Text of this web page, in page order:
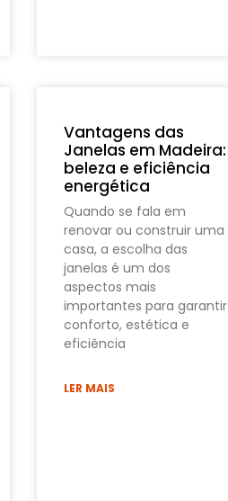
Vantagens das
Janelas em Madeira:
beleza e eficiência
energética
Quando se fala em
renovar ou construir uma
casa, a escolha das
janelas é um dos
aspectos mais
importantes para garantir
conforto, estética e
eficiência
LER MAIS